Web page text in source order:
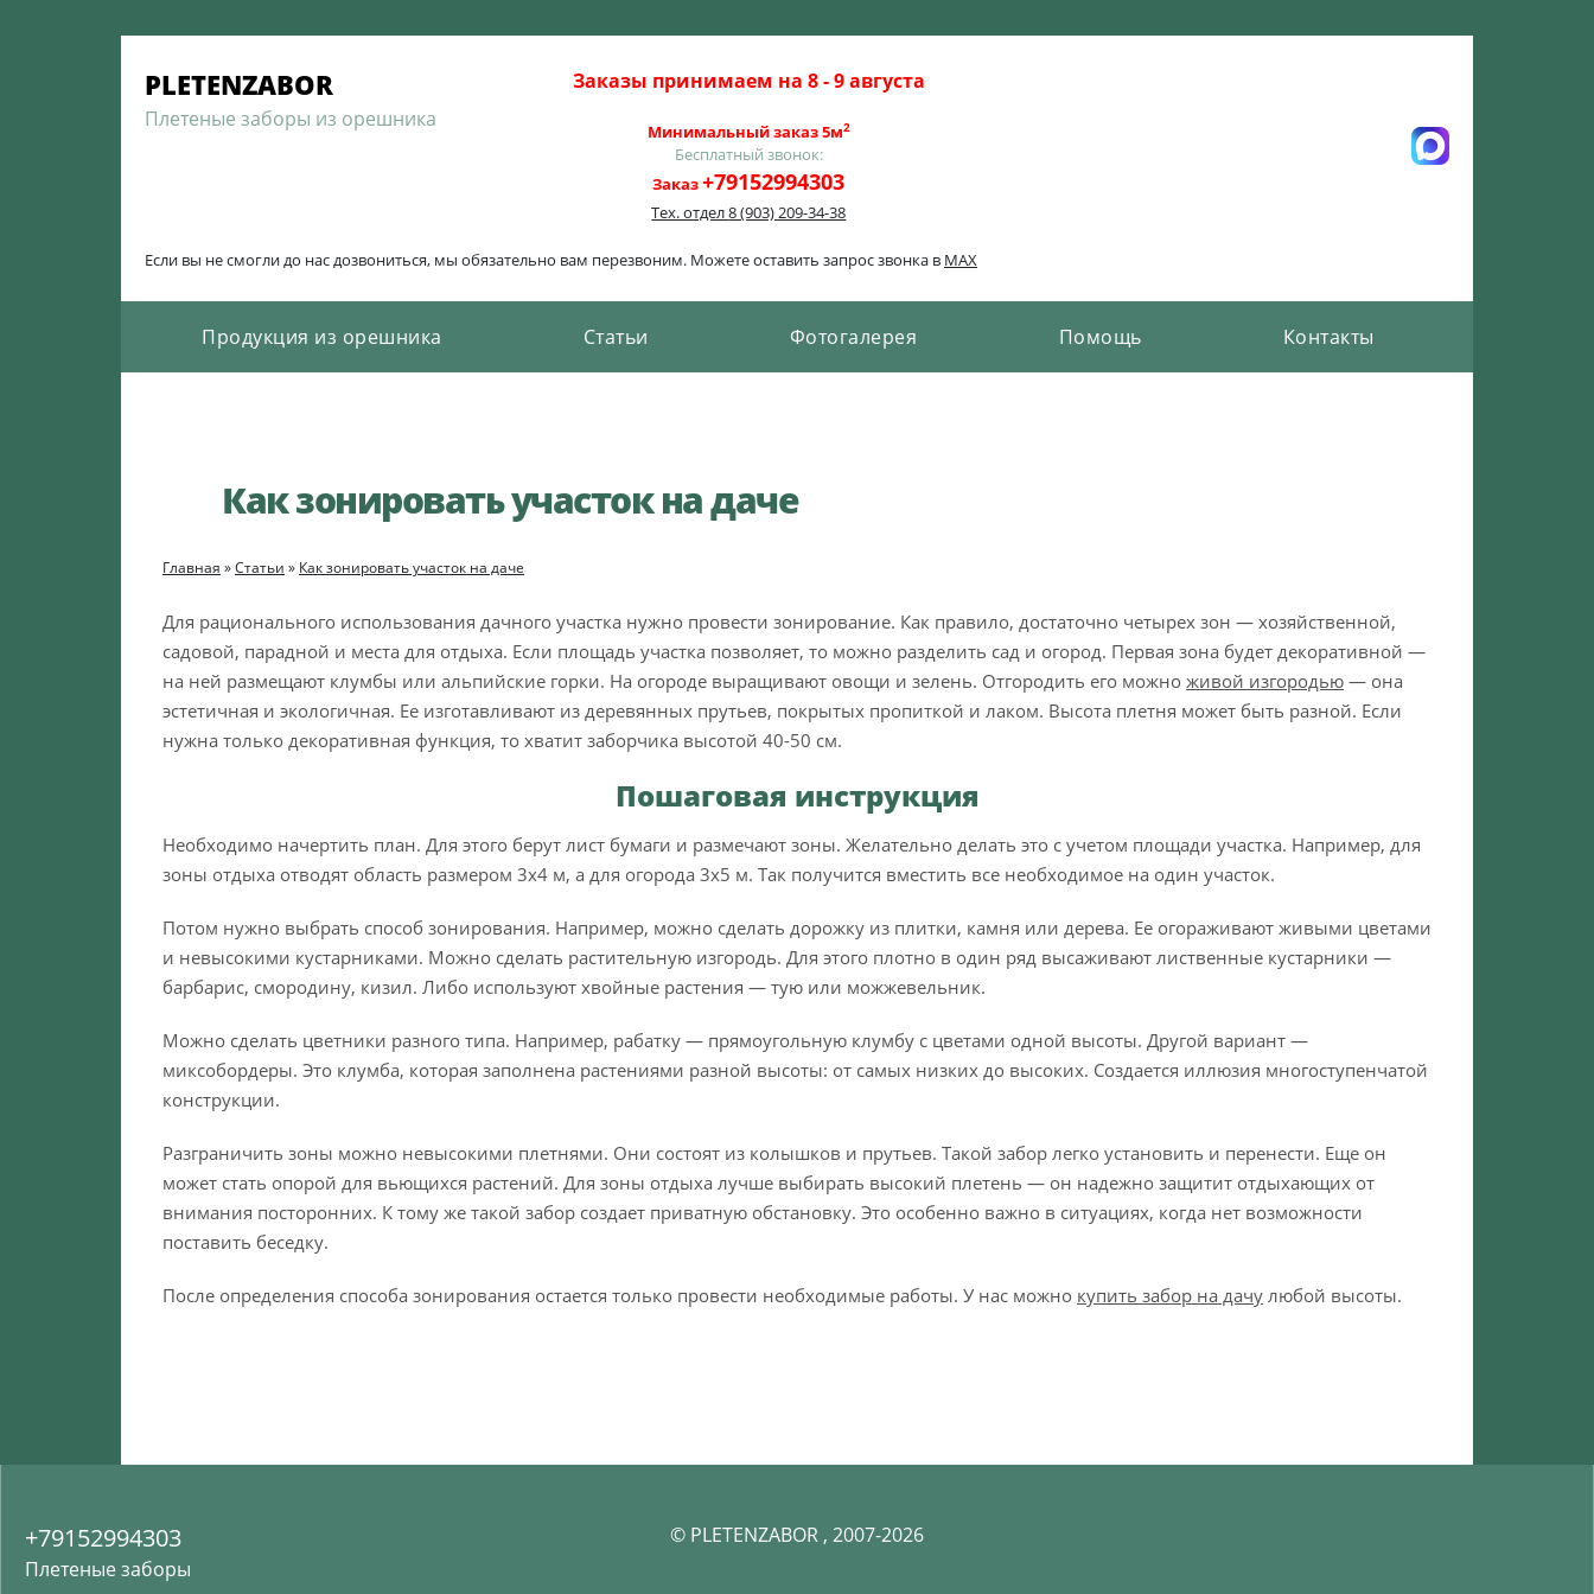
PLETENZABOR
Плетеные заборы из орешника
Заказы принимаем на 8 - 9 августа
Минимальный заказ 5м2
Бесплатный звонок:
Заказ+79152994303
Тех. отдел8 (903) 209-34-38
Если вы не смогли до нас дозвониться, мы обязательно вам перезвоним. Можете оставить запрос звонка в MAX
Продукция из орешника Cтатьи Фотогалерея Помощь Контакты
Как зонировать участок на даче
Главная »Статьи » Как зонировать участок на даче
Для рационального использования дачного участка нужно провести зонирование. Как правило, достаточно четырех зон — хозяйственной,
садовой, парадной и места для отдыха. Если площадь участка позволяет, то можно разделить сад и огород. Первая зона будет декоративной —
на ней размещают клумбы или альпийские горки. На огороде выращивают овощи и зелень. Отгородить его можно живой изгородью — она
эстетичная и экологичная. Ее изготавливают из деревянных прутьев, покрытых пропиткой и лаком. Высота плетня может быть разной. Если
нужна только декоративная функция, то хватит заборчика высотой 40-50 см.
Пошаговая инструкция
Необходимо начертить план. Для этого берут лист бумаги и размечают зоны. Желательно делать это с учетом площади участка. Например, для
зоны отдыха отводят область размером 3х4 м, а для огорода 3х5 м. Так получится вместить все необходимое на один участок.
Потом нужно выбрать способ зонирования. Например, можно сделать дорожку из плитки, камня или дерева. Ее огораживают живыми цветами
и невысокими кустарниками. Можно сделать растительную изгородь. Для этого плотно в один ряд высаживают лиственные кустарники —
барбарис, смородину, кизил. Либо используют хвойные растения — тую или можжевельник.
Можно сделать цветники разного типа. Например, рабатку — прямоугольную клумбу с цветами одной высоты. Другой вариант —
миксобордеры. Это клумба, которая заполнена растениями разной высоты: от самых низких до высоких. Создается иллюзия многоступенчатой
конструкции.
Разграничить зоны можно невысокими плетнями. Они состоят из колышков и прутьев. Такой забор легко установить и перенести. Еще он
может стать опорой для вьющихся растений. Для зоны отдыха лучше выбирать высокий плетень — он надежно защитит отдыхающих от
внимания посторонних. К тому же такой забор создает приватную обстановку. Это особенно важно в ситуациях, когда нет возможности
поставить беседку.
После определения способа зонирования остается только провести необходимые работы. У нас можно купить забор на дачу любой высоты.
+79152994303
Плетеные заборы
© PLETENZABOR , 2007-2026